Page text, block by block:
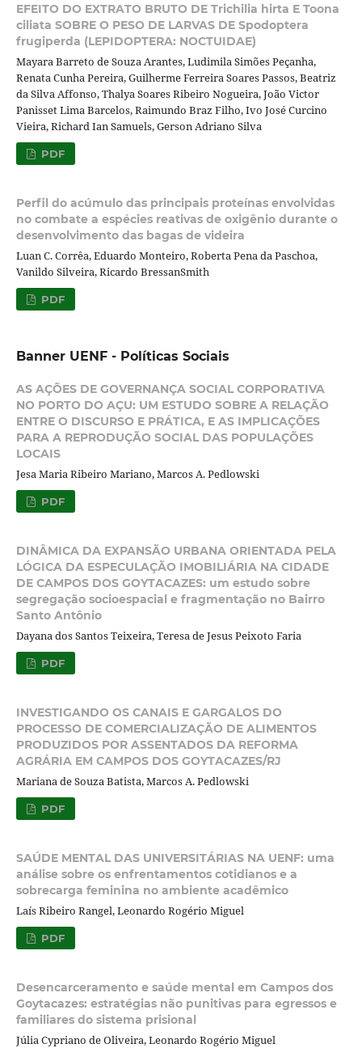
EFEITO DO EXTRATO BRUTO DE Trichilia hirta E Toona
ciliata SOBRE O PESO DE LARVAS DE Spodoptera
frugiperda (LEPIDOPTERA: NOCTUIDAE)
Mayara Barreto de Souza Arantes, Ludimila Simões Peçanha,
Renata Cunha Pereira, Guilherme Ferreira Soares Passos, Beatriz
da Silva Affonso, Thalya Soares Ribeiro Nogueira, João Victor
Panisset Lima Barcelos, Raimundo Braz Filho, Ivo José Curcino
Vieira, Richard Ian Samuels, Gerson Adriano Silva
PDF
Perfil do acúmulo das principais proteínas envolvidas
no combate a espécies reativas de oxigênio durante o
desenvolvimento das bagas de videira
Luan C. Corrêa, Eduardo Monteiro, Roberta Pena da Paschoa,
Vanildo Silveira, Ricardo BressanSmith
PDF
Banner UENF - Políticas Sociais
AS AÇÕES DE GOVERNANÇA SOCIAL CORPORATIVA
NO PORTO DO AÇU: UM ESTUDO SOBRE A RELAÇÃO
ENTRE O DISCURSO E PRÁTICA, E AS IMPLICAÇÕES
PARA A REPRODUÇÃO SOCIAL DAS POPULAÇÕES
LOCAIS
Jesa Maria Ribeiro Mariano, Marcos A. Pedlowski
PDF
DINÂMICA DA EXPANSÃO URBANA ORIENTADA PELA
LÓGICA DA ESPECULAÇÃO IMOBILIÁRIA NA CIDADE
DE CAMPOS DOS GOYTACAZES: um estudo sobre
segregação socioespacial e fragmentação no Bairro
Santo Antônio
Dayana dos Santos Teixeira, Teresa de Jesus Peixoto Faria
PDF
INVESTIGANDO OS CANAIS E GARGALOS DO
PROCESSO DE COMERCIALIZAÇÃO DE ALIMENTOS
PRODUZIDOS POR ASSENTADOS DA REFORMA
AGRÁRIA EM CAMPOS DOS GOYTACAZES/RJ
Mariana de Souza Batista, Marcos A. Pedlowski
PDF
SAÚDE MENTAL DAS UNIVERSITÁRIAS NA UENF: uma
análise sobre os enfrentamentos cotidianos e a
sobrecarga feminina no ambiente acadêmico
Laís Ribeiro Rangel, Leonardo Rogério Miguel
PDF
Desencarceramento e saúde mental em Campos dos
Goytacazes: estratégias não punitivas para egressos e
familiares do sistema prisional
Júlia Cypriano de Oliveira, Leonardo Rogério Miguel